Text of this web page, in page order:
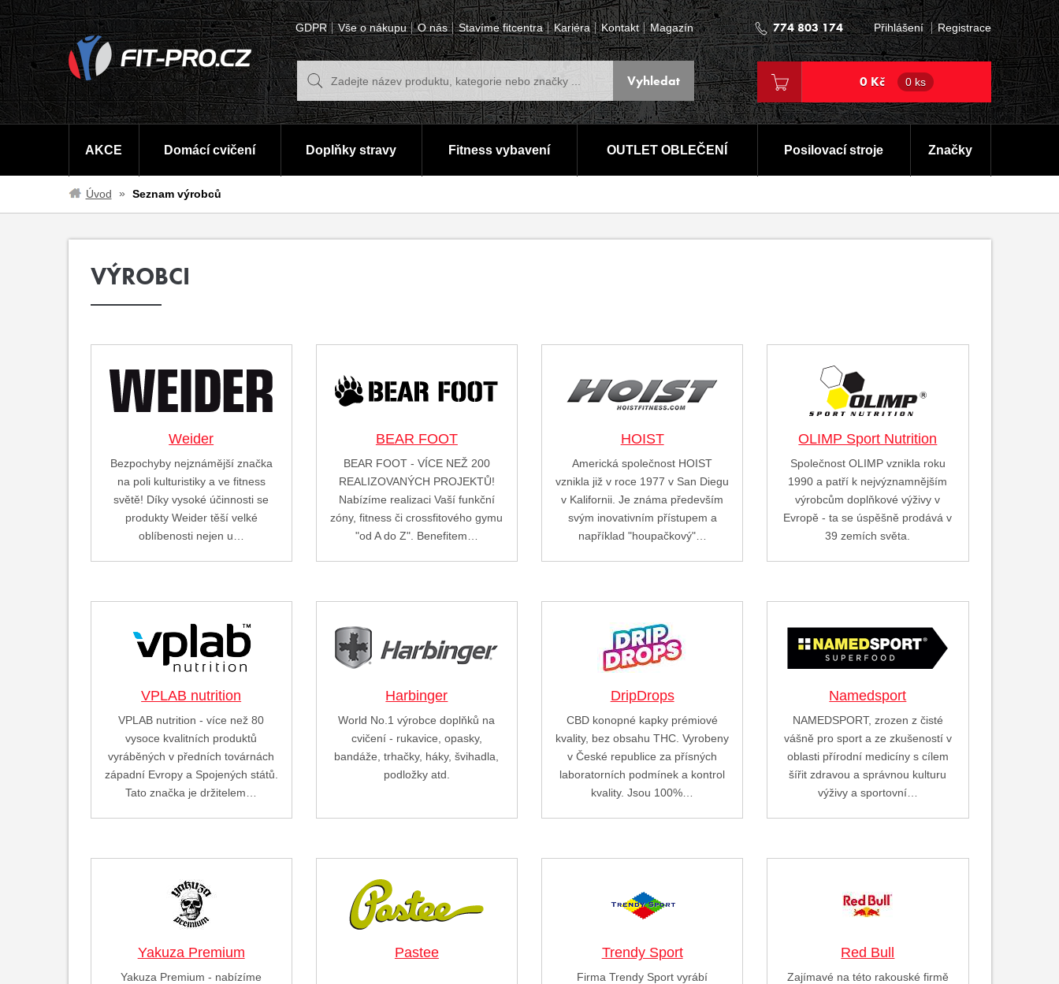
GDPR Vše o nákupu O nás Stavíme fitcentra Kariéra Kontakt Magazín 774 803 174 Přihlášení Registrace
0 Kč 0 ks
AKCE Domácí cvičení Doplňky stravy Fitness vybavení OUTLET OBLEČENÍ Posilovací stroje Značky
Úvod Seznam výrobců
VÝROBCI
Weider
Bezpochyby nejznámější značka
na poli kulturistiky a ve fitness
světě! Díky vysoké účinnosti se
produkty Weider těší velké
oblíbenosti nejen u…
BEAR FOOT
BEAR FOOT - VÍCE NEŽ 200
REALIZOVANÝCH PROJEKTŮ!
Nabízíme realizaci Vaší funkční
zóny, fitness či crossfitového gymu
"od A do Z". Benefitem…
HOIST
Americká společnost HOIST
vznikla již v roce 1977 v San Diegu
v Kalifornii. Je známa především
svým inovativním přístupem a
například "houpačkový"…
OLIMP Sport Nutrition
Společnost OLIMP vznikla roku
1990 a patří k nejvýznamnějším
výrobcům doplňkové výživy v
Evropě - ta se úspěšně prodává v
39 zemích světa.
VPLAB nutrition
VPLAB nutrition - více než 80
vysoce kvalitních produktů
vyráběných v předních továrnách
západní Evropy a Spojených států.
Tato značka je držitelem…
Harbinger
World No.1 výrobce doplňků na
cvičení - rukavice, opasky,
bandáže, trhačky, háky, švihadla,
podložky atd.
DripDrops
CBD konopné kapky prémiové
kvality, bez obsahu THC. Vyrobeny
v České republice za přísných
laboratorních podmínek a kontrol
kvality. Jsou 100%…
Namedsport
NAMEDSPORT, zrozen z čisté
vášně pro sport a ze zkušeností v
oblasti přírodní medicíny s cílem
šířit zdravou a správnou kulturu
výživy a sportovní…
Yakuza Premium
Yakuza Premium - nabízíme
Pastee Trendy Sport
Firma Trendy Sport vyrábí
Red Bull
Zajímavé na této rakouské firmě